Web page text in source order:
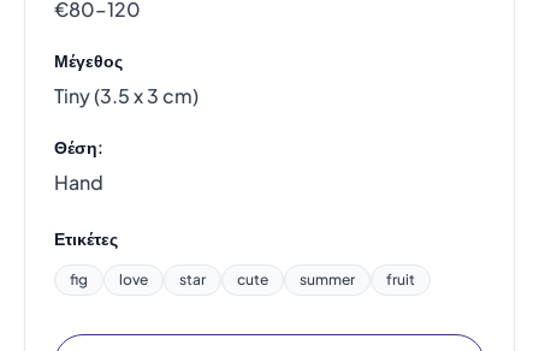
€80–120
Μέγεθος
Tiny (3.5 x 3 cm)
Θέση:
Hand
Ετικέτες
fig love star cute summer fruit